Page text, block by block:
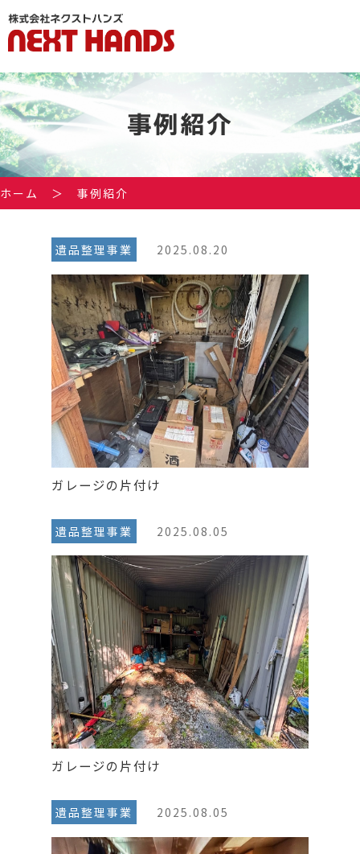
事例紹介
ホーム ＞ 事例紹介
遺品整理事業 2025.08.20
ガレージの片付け
遺品整理事業 2025.08.05
ガレージの片付け
遺品整理事業 2025.08.05